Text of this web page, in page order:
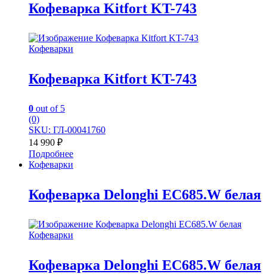
Кофеварка Kitfort KT-743
Кофеварки
Кофеварка Kitfort KT-743
0 out of 5
(0)
SKU: ГЛ-00041760
14 990 ₽
Подробнее
Кофеварки
Кофеварка Delonghi EC685.W белая
Кофеварки
Кофеварка Delonghi EC685.W белая